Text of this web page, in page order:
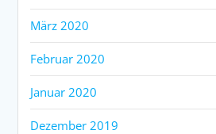
März 2020
Februar 2020
Januar 2020
Dezember 2019